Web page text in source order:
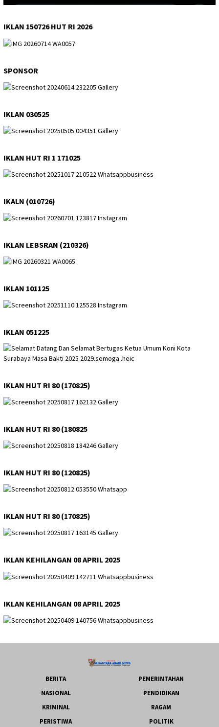
IKLAN 150726 HUT RI 2026
SPONSOR
IKLAN 030525
IKLAN HUT RI 1 171025
IKALN (010726)
IKLAN LEBSRAN (210326)
IKLAN 101125
IKLAN 051225
IKLAN HUT RI 80 (170825)
IKLAN HUT RI 80 (180825
IKLAN HUT RI 80 (120825)
IKLAN HUT RI 80 (170825)
IKLAN KEHILANGAN 08 APRIL 2025
IKLAN KEHILANGAN 08 APRIL 2025
BERITA
PEMERINTAHAN
NASIONAL
PENDIDIKAN
KRIMINAL
RAGAM
PERISTIWA
POLITIK